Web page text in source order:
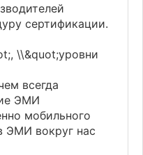
сертификации.
\\&quot;уровни
всегда
ЭМИ
мобильного
ЭМИ вокруг нас